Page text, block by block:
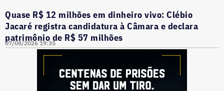
Quase R$ 12 milhões em dinheiro vivo: Clébio
Jacaré registra candidatura à Câmara e declara
patrimônio de R$ 57 milhões
07/08/2026 19:35